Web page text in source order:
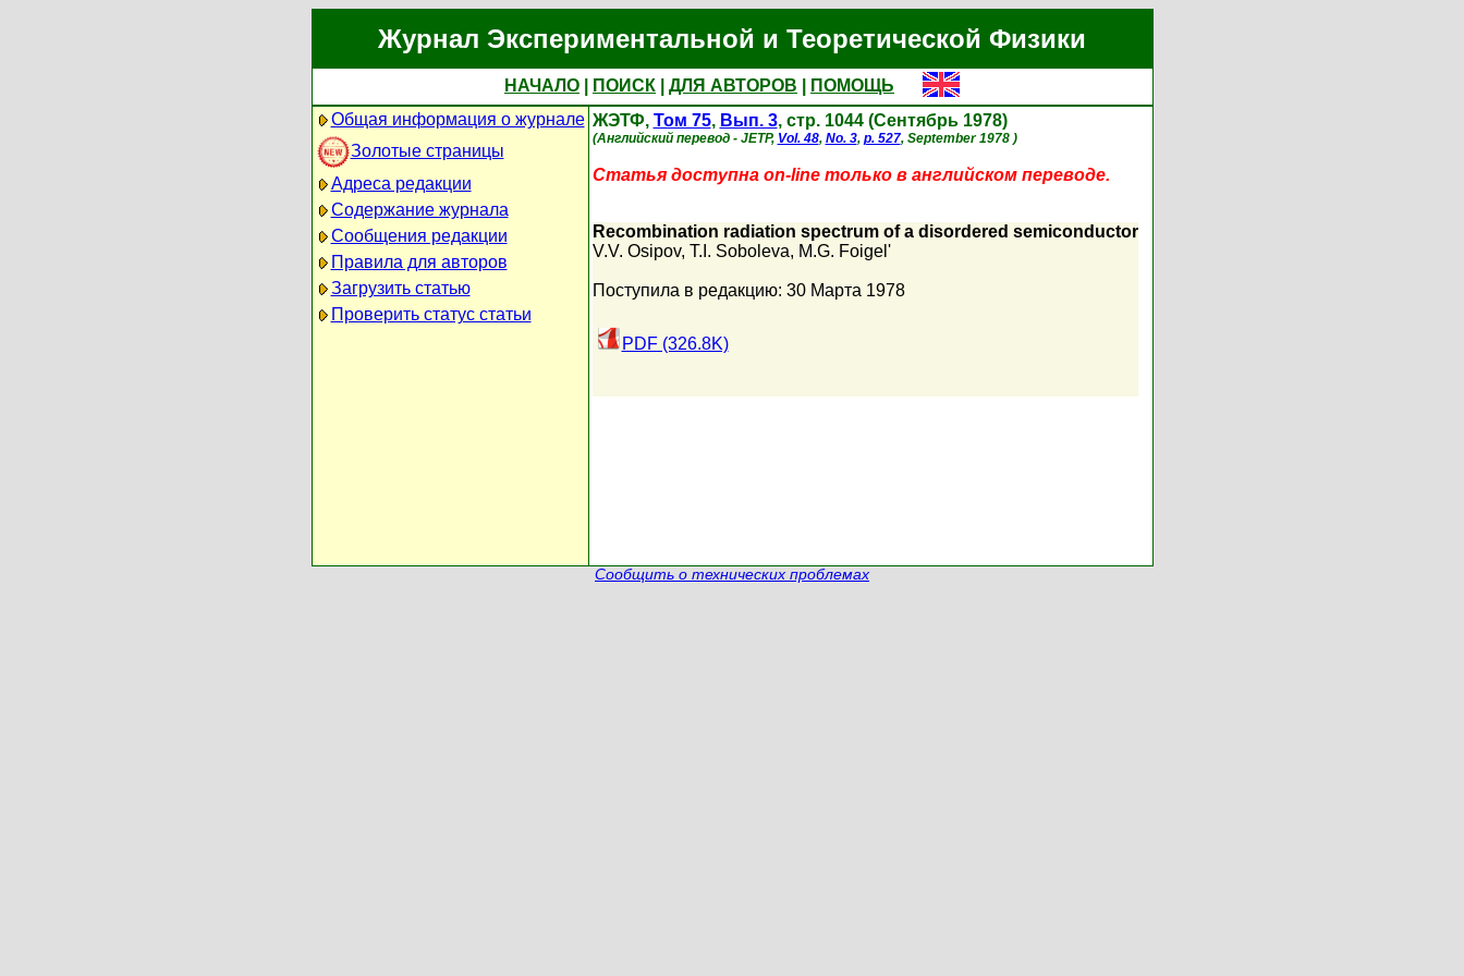
Журнал Экспериментальной и Теоретической Физики
НАЧАЛО ПОИСК ДЛЯ АВТОРОВ
ПОМОЩЬ
Общая информация о журнале
Золотые страницы
Адреса редакции
Содержание журнала
Сообщения редакции
Правила для авторов
Загрузить статью
Проверить статус статьи
ЖЭТФ, Том 75, Вып. 3, стр. 1044 (Сентябрь 1978)
(Английский перевод - JETP, Vol. 48, No. 3, p. 527, September 1978 )
Статья доступна on-line только в английском переводе.
Recombination radiation spectrum of a disordered semiconductor
V.V. Osipov, T.I. Soboleva, M.G. Foigel'
Поступила в редакцию: 30 Марта 1978
PDF (326.8K)
Сообщить о технических проблемах